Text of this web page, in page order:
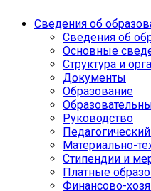
Сведения об
Сведения об
Основные
Структура и
Документы
Образование
Руководство
Материально-
Стипендии и
Платные
Финансово-